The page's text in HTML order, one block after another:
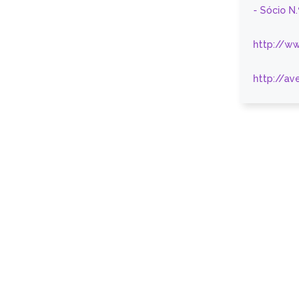
- Sócio
http://
http://